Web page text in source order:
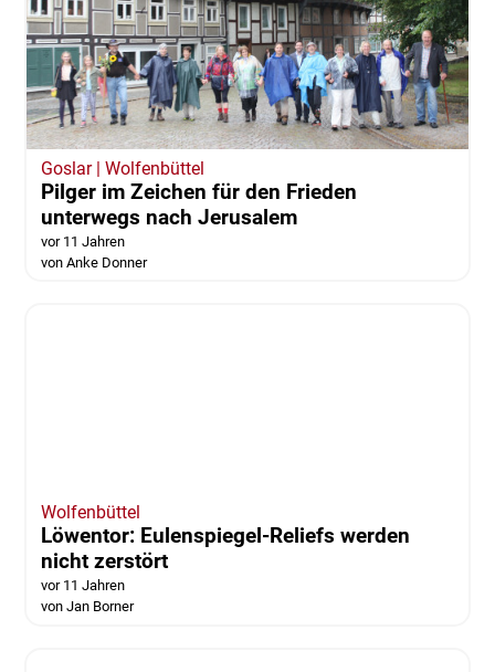
Wolfenbüttel
Kita "Am Herzogtore": Neuer Standort
mehrheitlich empfohlen
vor 11 Jahren
von Max Förster
Goslar | Wolfenbüttel
Pilger im Zeichen für den Frieden
unterwegs nach Jerusalem